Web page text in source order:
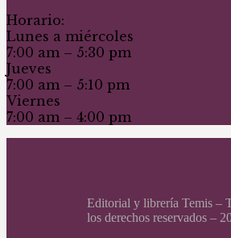
Horario:
Lunes a miércoles
7:00 am – 5:30 pm
Jueves
7:00 am – 5:10 pm
Viernes
7:00 am – 4:00 pm
Editorial y librería Temis –
los derechos reservados –